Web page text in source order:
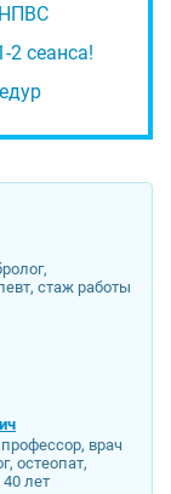
2 сеанса!
стаж работы
врач
остеопат,
лет